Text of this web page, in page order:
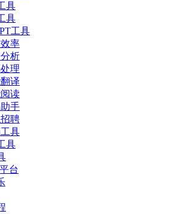
具
具
工具
率
析
理
译
读
手
聘
具
具
台